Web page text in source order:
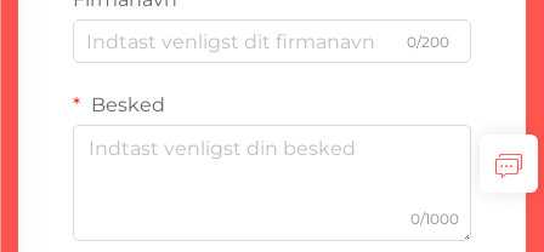
0/200
Besked
0/1000